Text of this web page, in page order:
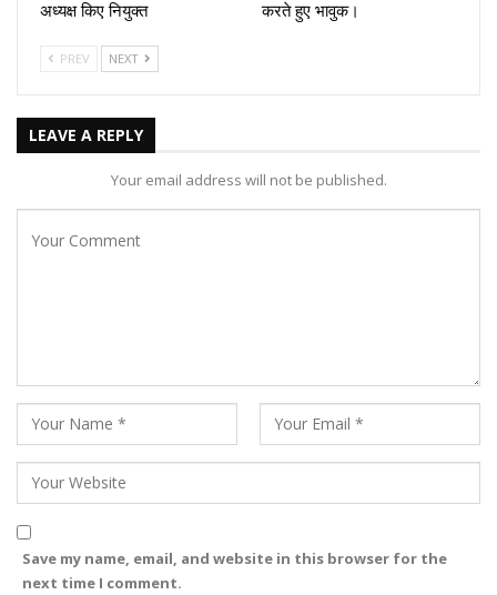
अध्यक्ष किए नियुक्त करते हुए भावुक।
PREV NEXT
LEAVE A REPLY
Your email address will not be published.
Save my name, email, and website in this browser for the
next time I comment.